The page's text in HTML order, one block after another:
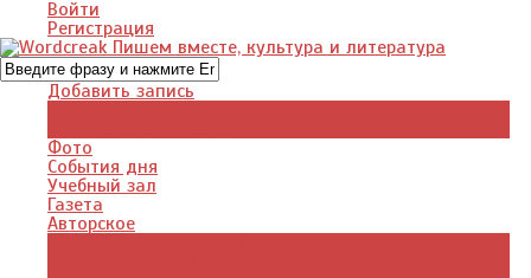
Войти
Регистрация
Добавить запись
Фото
События дня
Учебный зал
Газета
Авторское